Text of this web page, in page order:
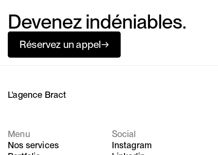
Devenez indéniables.
Réservez un appel→
L'agence Bract
Menu
Nos services
Social
Instagram